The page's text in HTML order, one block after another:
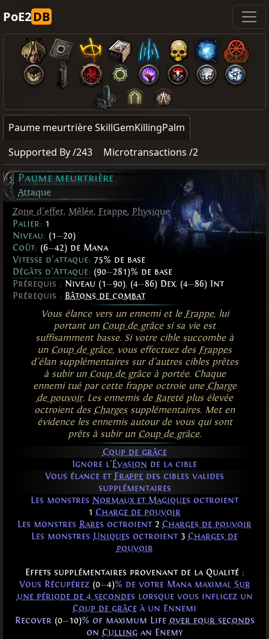
PoE2DB
Paume meurtrière SkillGemKillingPalm
Supported By /243
Microtransactions /2
Paume meurtrière
Attaque
Zone d'effet, Mêlée, Frappe, Physique
Palier: 1
Niveau: (1—20)
Coût: (6—42) de Mana
Vitesse d'attaque: 75% de base
Dégâts d'Attaque: (90—281)% de base
Prérequis : Niveau (1—90), (4—86) Dex, (4—86) Int
Prérequis : Bâtons de combat
Vous élance vers un ennemi et le Frappe, lui
portant un Coup de grâcesi sa vie est
suffisamment basse. Si votre cible succombe à
un Coup de grâce, vous effectuez des Frappes
d'élan supplémentaires sur d'autres cibles prêtes
à subir un Coup de grâceà portée. Chaque
ennemi tué par cette frappe octroie une Charge
de pouvoir. Les ennemis de Raretéplus élevée
octroient des Chargessupplémentaires. Met en
évidence les ennemis autour de vous qui sont
prêts à subir un Coup de grâce.
Coup de grâce
Ignore l'Évasion de la cible
Vous élance et Frappe des cibles valides
supplémentaires
Les monstres Normaux et Magiques octroient
1 Charge de pouvoir
Les monstres Rares octroient 2 Charges de pouvoir
Les monstres Uniques octroient 3 Charges de
pouvoir
Effets supplémentaires provenant de la Qualité :
Vous Récupérez (0—4)% de votre Mana maximal Sur
une période de 4 secondes lorsque vous infligez un
Coup de grâce à un Ennemi
Recover (0—10)% of maximum Life over four seconds
on Culling an Enemy